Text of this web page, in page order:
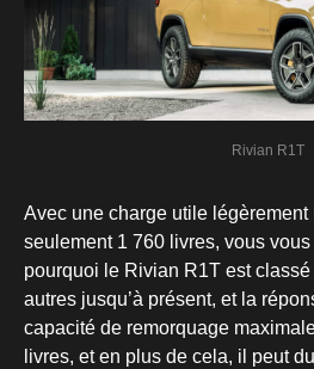
Rivian R1T
Avec une charge utile légèrement
seulement 1 760 livres, vous
pourquoi le Rivian R1T est
autres jusqu’à présent, et la
capacité de remorquage
livres, et en plus de cela, il peut